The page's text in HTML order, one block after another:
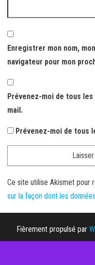
Enregistrer mon nom,
navigateur pour mon
Prévenez-moi de tous
mail.
Prévenez-moi de tous
Ce site utilise Akismet pour
sur la façon dont les
Fièrement propulsé par